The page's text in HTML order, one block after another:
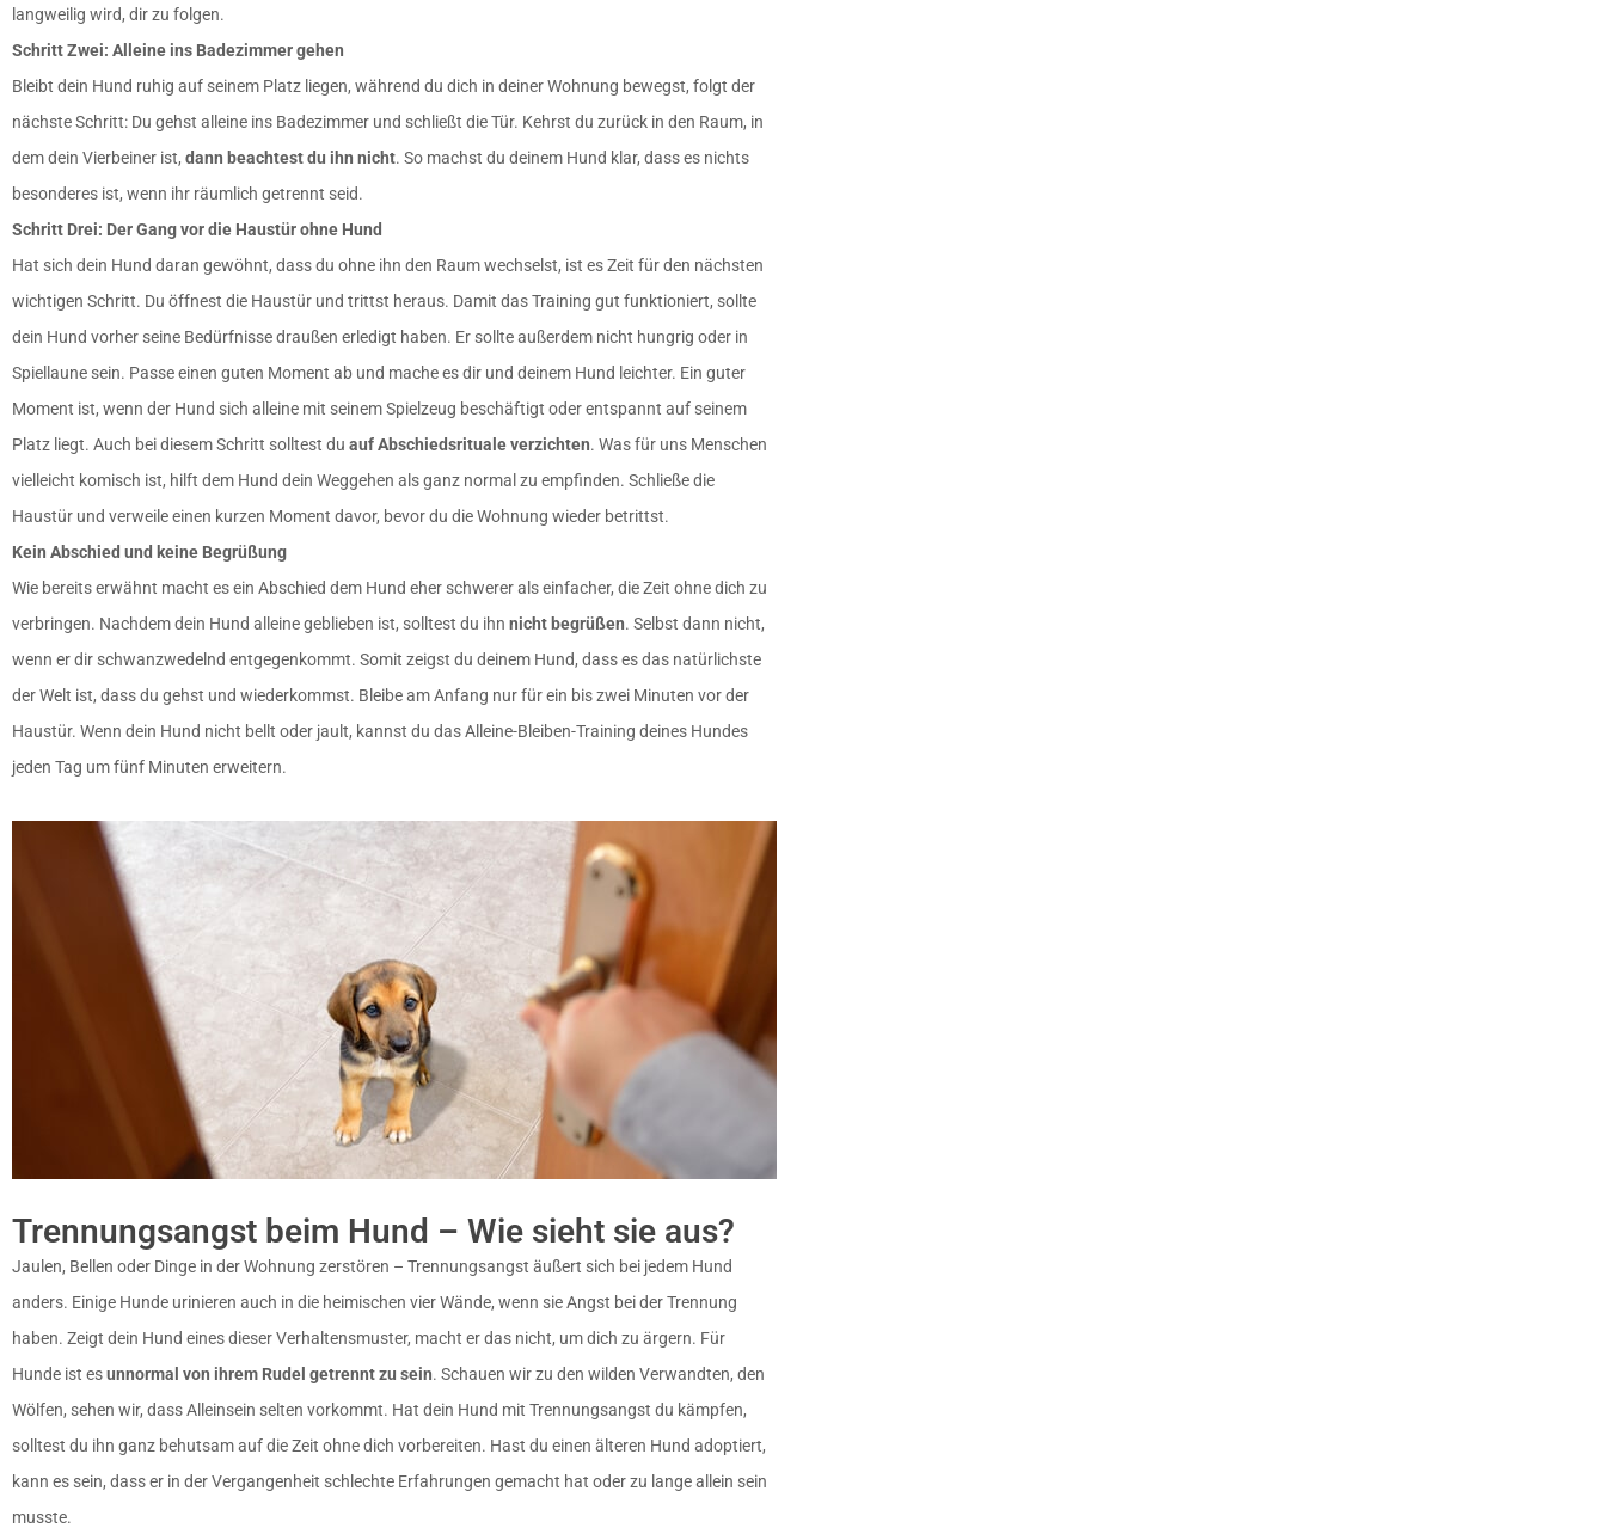
langweilig wird, dir zu folgen.
Schritt Zwei: Alleine ins Badezimmer gehen
Bleibt dein Hund ruhig auf seinem Platz liegen, während du dich in deiner Wohnung bewegst, folgt der
nächste Schritt: Du gehst alleine ins Badezimmer und schließt die Tür. Kehrst du zurück in den Raum, in
dem dein Vierbeiner ist, dann beachtest du ihn nicht. So machst du deinem Hund klar, dass es nichts
besonderes ist, wenn ihr räumlich getrennt seid.
Schritt Drei: Der Gang vor die Haustür ohne Hund
Hat sich dein Hund daran gewöhnt, dass du ohne ihn den Raum wechselst, ist es Zeit für den nächsten
wichtigen Schritt. Du öffnest die Haustür und trittst heraus. Damit das Training gut funktioniert, sollte
dein Hund vorher seine Bedürfnisse draußen erledigt haben. Er sollte außerdem nicht hungrig oder in
Spiellaune sein. Passe einen guten Moment ab und mache es dir und deinem Hund leichter. Ein guter
Moment ist, wenn der Hund sich alleine mit seinem Spielzeug beschäftigt oder entspannt auf seinem
Platz liegt. Auch bei diesem Schritt solltest du auf Abschiedsrituale verzichten. Was für uns Menschen
vielleicht komisch ist, hilft dem Hund dein Weggehen als ganz normal zu empfinden. Schließe die
Haustür und verweile einen kurzen Moment davor, bevor du die Wohnung wieder betrittst.
Kein Abschied und keine Begrüßung
Wie bereits erwähnt macht es ein Abschied dem Hund eher schwerer als einfacher, die Zeit ohne dich zu
verbringen. Nachdem dein Hund alleine geblieben ist, solltest du ihn nicht begrüßen. Selbst dann nicht,
wenn er dir schwanzwedelnd entgegenkommt. Somit zeigst du deinem Hund, dass es das natürlichste
der Welt ist, dass du gehst und wiederkommst. Bleibe am Anfang nur für ein bis zwei Minuten vor der
Haustür. Wenn dein Hund nicht bellt oder jault, kannst du das Alleine-Bleiben-Training deines Hundes
jeden Tag um fünf Minuten erweitern.
Trennungsangst beim Hund – Wie sieht sie aus?
Jaulen, Bellen oder Dinge in der Wohnung zerstören – Trennungsangst äußert sich bei jedem Hund
anders. Einige Hunde urinieren auch in die heimischen vier Wände, wenn sie Angst bei der Trennung
haben. Zeigt dein Hund eines dieser Verhaltensmuster, macht er das nicht, um dich zu ärgern. Für
Hunde ist esunnormal von ihrem Rudel getrennt zu sein. Schauen wir zu den wilden Verwandten, den
Wölfen, sehen wir, dass Alleinsein selten vorkommt. Hat dein Hund mit Trennungsangst du kämpfen,
solltest du ihn ganz behutsam auf die Zeit ohne dich vorbereiten. Hast du einen älteren Hund adoptiert,
kann es sein, dass er in der Vergangenheit schlechte Erfahrungen gemacht hat oder zu lange allein sein
musste.